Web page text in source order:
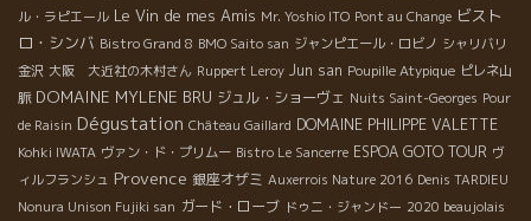
ル・ラピエール Le Vin de mes Amis Mr. Yoshio ITO Pont au Change ビスト
ロ・シンバ Bistro Grand 8 BMO Saito san ジャンピエール・ロビノ シャリバリ
金沢 大阪 大近社の木村さん Ruppert Leroy Jun san Poupille Atypique ピレネ山
脈 DOMAINE MYLENE BRU ジュル・ショーヴェ Nuits Saint-Georges Pour
de Raisin Dégustation Château Gaillard DOMAINE PHILIPPE VALETTE
Kohki IWATA ヴァン・ド・プリムー Bistro Le Sancerre ESPOA GOTO TOUR ヴ
ィルフランシュ Provence 銀座オザミ Auxerrois Nature 2016 Denis TARDIEU
Nonura Unison Fujiki san ガード・ローブ ドゥニ・ジャンドー 2020 beaujolais